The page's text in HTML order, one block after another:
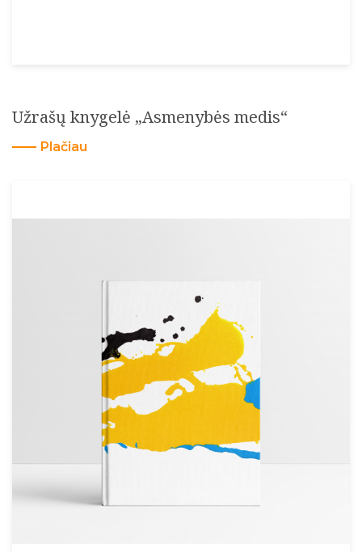
Užrašų knygelė „Asmenybės medis“
Plačiau